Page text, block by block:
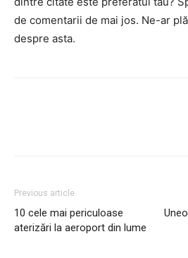
de comentarii de mai jos. Ne-ar
despre asta.
Previous article
10 cele mai periculoase
aterizări la aeroport din lume